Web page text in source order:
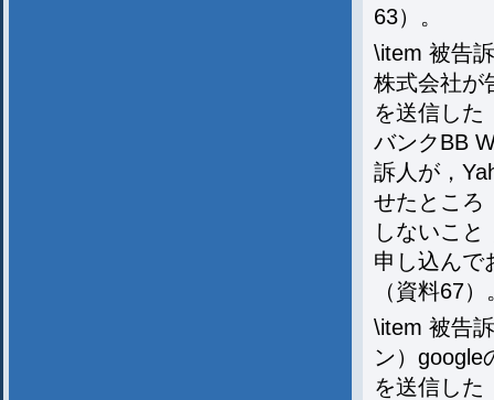
63）。
\item 被告
株式会社が
を送信した
バンクBB
訴人が，
せたところ
しないこと
申し込んで
（資料67）
\item 被告
ン）google
を送信した